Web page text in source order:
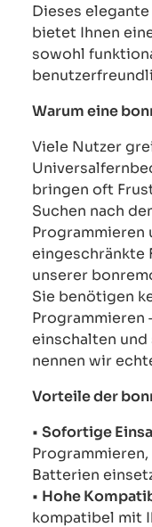
Dieses
bietet Ihnen
sowohl
Warum eine
Viele Nutzer
bringen oft
Suchen nach
Programmieren
eingeschränkte
unserer
Sie benötigen
Programmieren
einschalten
nennen wir
Vorteile der
• Sofortige
Batterien
• Hohe
kompatibel mit